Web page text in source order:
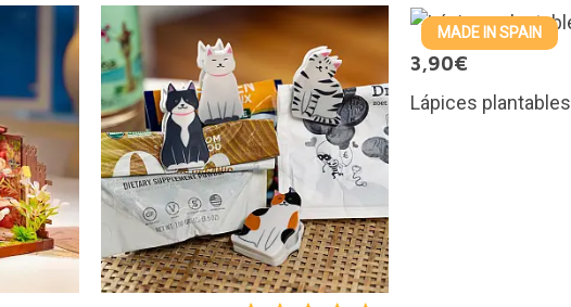
MADE IN SPAIN
3,90€
Lápices plantables